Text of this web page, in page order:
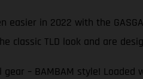
in 2022 with the
classic TLD look and are
– BAMBAM style!